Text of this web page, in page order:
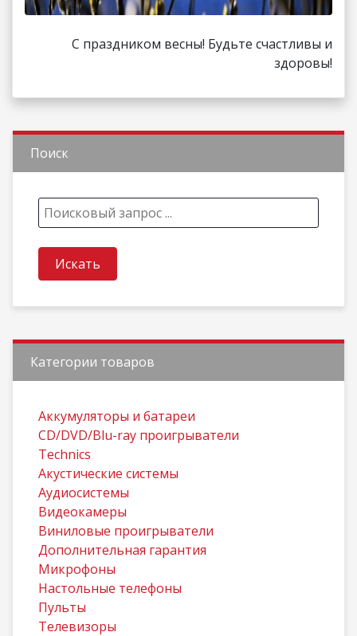
С праздником весны! Будьте счастливы и
здоровы!
Поиск
Категории товаров
Aккумуляторы и батареи
CD/DVD/Blu-ray проигрыватели
Technics
Акустические системы
Аудиосистемы
Видеокамеры
Виниловые проигрыватели
Дополнительная гарантия
Микрофоны
Настольные телефоны
Пульты
Телевизоры